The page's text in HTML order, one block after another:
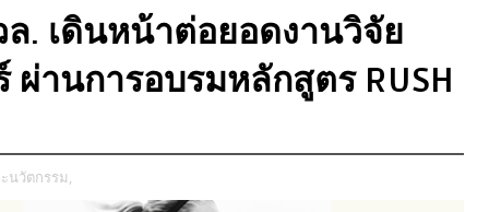
. เดินหน้าต่อยอดงานวิจัย
านการอบรมหลักสูตร RUSH
นวัตกรรม,